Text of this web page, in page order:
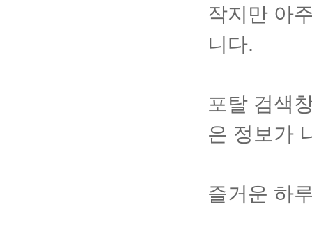
작지만 아
니다.
포탈 검색
은 정보가
즐거운 하